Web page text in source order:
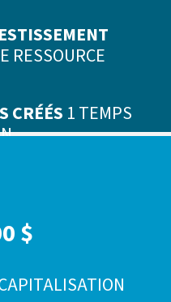
RESSOURCE
CRÉÉS 1 TEMPS
$